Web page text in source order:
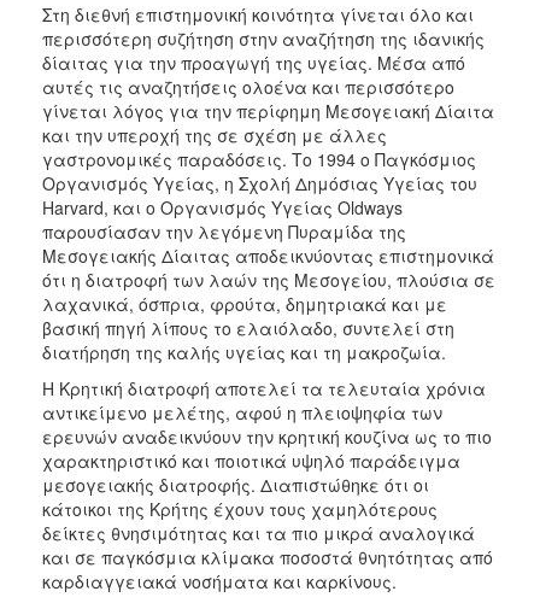
Στη διεθνή επιστημονική κοινότητα γίνεται όλο και
περισσότερη συζήτηση στην αναζήτηση της ιδανικής
δίαιτας για την προαγωγή της υγείας. Μέσα από
αυτές τις αναζητήσεις ολοένα και περισσότερο
γίνεται λόγος για την περίφημη Μεσογειακή Δίαιτα
και την υπεροχή της σε σχέση με άλλες
γαστρονομικές παραδόσεις. Το 1994 ο Παγκόσμιος
Οργανισμός Υγείας, η Σχολή Δημόσιας Υγείας του
Harvard, και ο Οργανισμός Υγείας Oldways
παρουσίασαν την λεγόμενη Πυραμίδα της
Μεσογειακής Δίαιτας αποδεικνύοντας επιστημονικά
ότι η διατροφή των λαών της Μεσογείου, πλούσια σε
λαχανικά, όσπρια, φρούτα, δημητριακά και με
βασική πηγή λίπους το ελαιόλαδο, συντελεί στη
διατήρηση της καλής υγείας και τη μακροζωία.
Η Κρητική διατροφή αποτελεί τα τελευταία χρόνια
αντικείμενο μελέτης, αφού η πλειοψηφία των
ερευνών αναδεικνύουν την κρητική κουζίνα ως το πιο
χαρακτηριστικό και ποιοτικά υψηλό παράδειγμα
μεσογειακής διατροφής. Διαπιστώθηκε ότι οι
κάτοικοι της Κρήτης έχουν τους χαμηλότερους
δείκτες θνησιμότητας και τα πιο μικρά αναλογικά
και σε παγκόσμια κλίμακα ποσοστά θνητότητας από
καρδιαγγειακά νοσήματα και καρκίνους.